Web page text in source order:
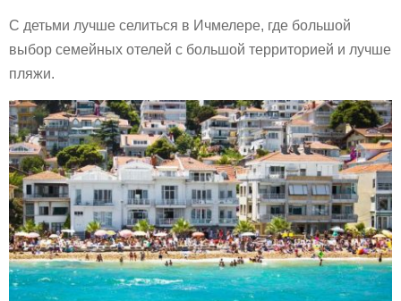
С детьми лучше селиться в Ичмелере, где большой
выбор семейных отелей с большой территорией и лучше
пляжи.